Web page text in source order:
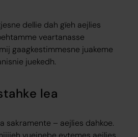
dellie dah gïeh aejlies
veartanasse
gaagkestimmesne juakeme
juekedh.
lea
sakramente – aejlies dahkoe.